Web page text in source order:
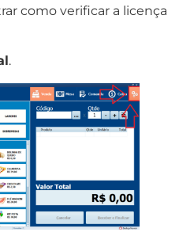
como verificar a licença
.